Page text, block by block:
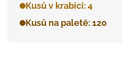
Kusů v krabici: 4
Kusů na paletě: 120